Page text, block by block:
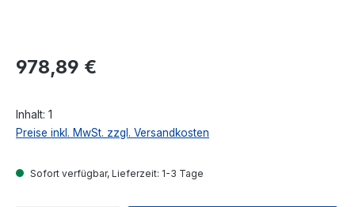
Regulärer Preis:
978,89 €
Inhalt: 1
Preise inkl. MwSt. zzgl. Versandkosten
Sofort verfügbar, Lieferzeit: 1-3 Tage